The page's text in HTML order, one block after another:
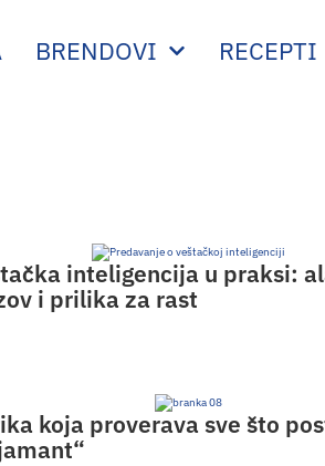
BRENDOVI RECEPTI
inteligencija u praksi:
i prilika za rast
koja proverava sve što